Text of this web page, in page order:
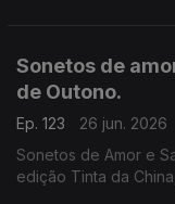
Conceição Evaristo,
Sonetos de
de Outono.
Ep. 123
26 jun. 2026
Sonetos de Amor e
edição Tinta da